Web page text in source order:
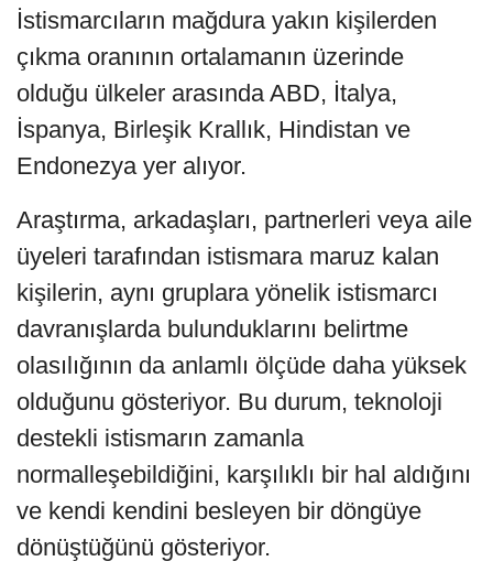
İstismarcıların mağdura yakın kişilerden
çıkma oranının ortalamanın üzerinde
olduğu ülkeler arasında ABD, İtalya,
İspanya, Birleşik Krallık, Hindistan ve
Endonezya yer alıyor.
Araştırma, arkadaşları, partnerleri veya aile
üyeleri tarafından istismara maruz kalan
kişilerin, aynı gruplara yönelik istismarcı
davranışlarda bulunduklarını belirtme
olasılığının da anlamlı ölçüde daha yüksek
olduğunu gösteriyor. Bu durum, teknoloji
destekli istismarın zamanla
normalleşebildiğini, karşılıklı bir hal aldığını
ve kendi kendini besleyen bir döngüye
dönüştüğünü gösteriyor.